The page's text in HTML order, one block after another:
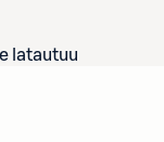
latautuu